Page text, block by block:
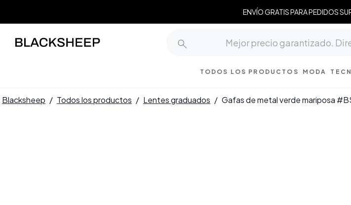
ENVÍO GRATIS PARA PEDIDOS
TODOS LOS PRODUCTOS MODA
Blacksheep / Todos los productos / Lentes graduados / Gafas de metal verde mariposa